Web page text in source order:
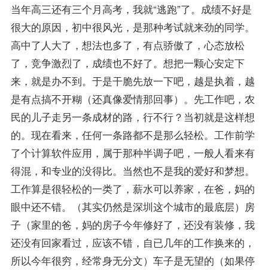
当年高三还有三个月高考，我就“逃跑”了。 成绩不好是
很大的原因，初中很风光，是那种考试就来劲的同学。
高中了人大了，想法也多了，有点骄傲了，心态放松
了，竞争激烈了，成绩也不好了。想把一颗心安定下
来，就是办不到。于是干脆先放一下吧，越是执着，越
是有点搞不开糊（还真像爱情那回事）。先工作吧，农
民的儿子走另一条成材的路，行不行？当初就是这样想
的。现在看来，任何一条路都不是那么轻松。工作前学
了个计算软件应用，属于那种半调子吧，一般人看来有
得混，和专业的没得比。当然也不是我的爱好和梦想。
工作算是很轻松的一类了，薪水可以养家，在爸，妈的
眼中还不错。（其实仍然是深圳这个城市的最底层）房
子（家里的爸，妈的房子今年修好了，还没有装修，我
还没有回家看过，应该不错，自已几年的工作换来的，
所以今年很穷，经常身无分文）车子是无望的（如果停